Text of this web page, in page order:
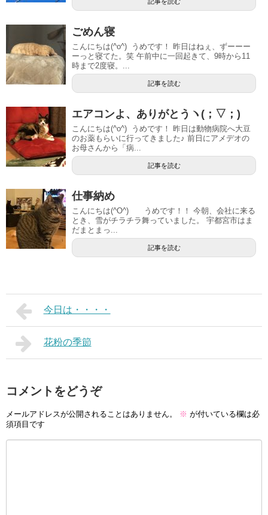
ごめん寝
こんにちは(^o^) うめです！ 昨日はねぇ、ずーーー
ーっと寝てた。笑 午前中に一回起きて、9時から11
時まで2度寝。...
記事を読む
エアコンよ、ありがとうヽ(；▽；)
こんにちは(^o^) うめです！ 昨日は動物病院へ大豆
のお薬もらいに行ってきました♪ 前日にアメデオの
お母さんから「病...
記事を読む
仕事納め
こんにちは(^O^) うめです！！ 今朝、会社に来る
とき、雪がチラチラ舞っていました。 宇都宮市はま
だまとまっ...
記事を読む
今日は・・・・
花粉の季節
コメントをどうぞ
メールアドレスが公開されることはありません。 ※ が付いている欄は必
須項目です